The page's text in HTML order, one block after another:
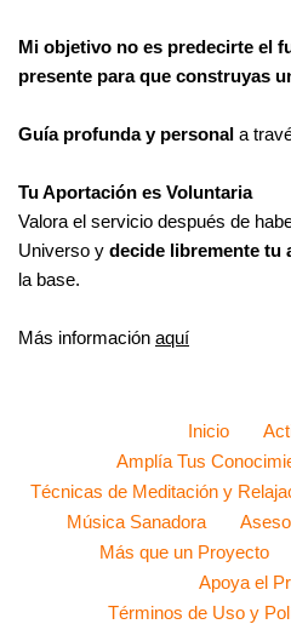
Mi objetivo no es predecirte el
presente para que construyas
Guía profunda y personal a
Tu Aportación es Voluntaria
Valora el servicio después de
Universo y decide libremente tu
la base.
Más información aquí
Inicio
Amplía Tus
Técnicas de Meditación y
Música Sanadora
Más que un Proyecto
Apoya el
Términos de Uso y